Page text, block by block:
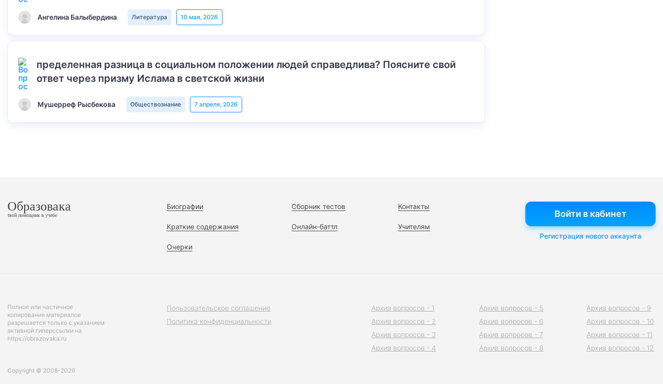
Ангелина Балыбердина Литература 10 мая, 2026
пределенная разница в социальном положении людей справедлива? Поясните свой
ответ через призму Ислама в светской жизни
Мушерреф Рысбекова Обществознание 7 апреля, 2026
Образовака
твой помощник в учебе
Биографии
Краткие содержания
Очерки
Сборник тестов
Онлайн-баттл
Контакты
Учителям
Войти в кабинет
Регистрация нового аккаунта
Полное или частичное
копирование материалов
разрешается только с указанием
активной гиперссылки на
https://obrazovaka.ru
Пользовательское соглашение
Политика конфиденциальности
Архив вопросов - 1
Архив вопросов - 2
Архив вопросов - 3
Архив вопросов - 4
Архив вопросов - 5
Архив вопросов - 6
Архив вопросов - 7
Архив вопросов - 8
Архив вопросов - 9
Архив вопросов - 10
Архив вопросов - 11
Архив вопросов - 12
Copyright © 2008-2026